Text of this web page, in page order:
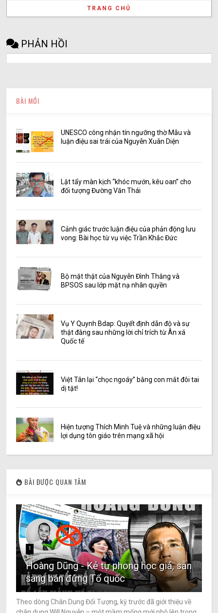
TRANG CHỦ
PHẢN HỒI
BÀI MỚI
UNESCO công nhận tín ngưỡng thờ Mẫu và
luận điệu sai trái của Nguyễn Xuân Diện
Lật tẩy màn kịch “khóc mướn, kêu oan” cho
đối tượng Đường Văn Thái
Cảnh giác trước luận điệu của phản động lưu
vong: Bài học từ vụ việc Trần Khắc Đức
Bộ mặt thật của Nguyễn Đình Thắng và
BPSOS sau lớp mặt nạ nhân quyền
Vụ Y Quynh Bdap: Quyết định dẫn độ và sự
thật đằng sau những lời chỉ trích từ Ân xá
Quốc tế
Việt Tân lại “chọc ngoáy” bằng con mắt đôi tai
dị tật!
Hiện tượng Thích Minh Tuệ và những luận điệu
lợi dụng tôn giáo trên mạng xã hội
BÀI ĐƯỢC QUAN TÂM
1
Hoàng Dũng - Kẻ tự phong học giả, sẵn
sàng bán đứng Tổ quốc
Theo dòng Chân Dung Đối Tượng, kỳ trước đã giới thiệu về